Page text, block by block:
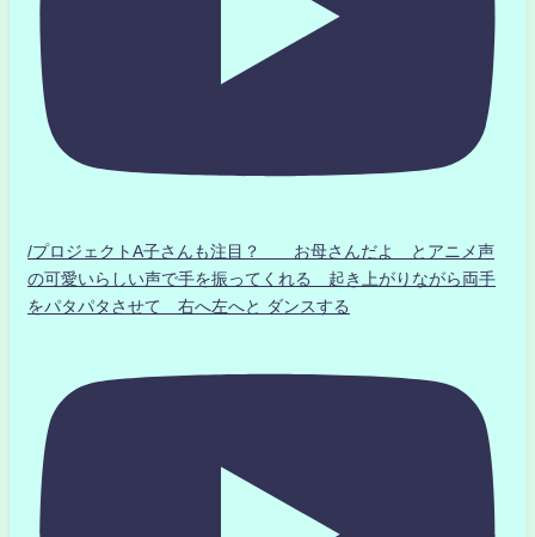
/プロジェクトA子さんも注目？ お母さんだよ とアニメ声
の可愛いらしい声で手を振ってくれる 起き上がりながら両手
をパタパタさせて 右へ左へと ダンスする